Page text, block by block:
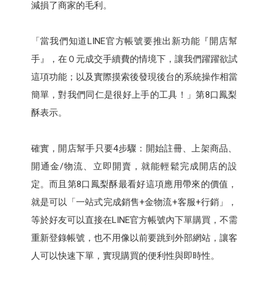
減損了商家的毛利。
「當我們知道LINE官方帳號要推出新功能『開店幫
手』，在０元成交手續費的情境下，讓我們躍躍欲試
這項功能；以及實際摸索後發現後台的系統操作相當
簡單，對我們同仁是很好上手的工具！」第8口鳳梨
酥表示。
確實，開店幫手只要4步驟：開始註冊、上架商品、
開通金/物流、立即開賣，就能輕鬆完成開店的設
定。而且第8口鳳梨酥最看好這項應用帶來的價值，
就是可以「一站式完成銷售+金物流+客服+行銷」，
等於好友可以直接在LINE官方帳號內下單購買，不需
重新登錄帳號，也不用像以前要跳到外部網站，讓客
人可以快速下單，實現購買的便利性與即時性。